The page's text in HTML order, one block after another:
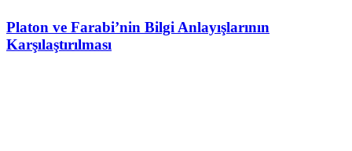
Platon ve Farabi’nin Bilgi Anlayışlarının
Karşılaştırılması